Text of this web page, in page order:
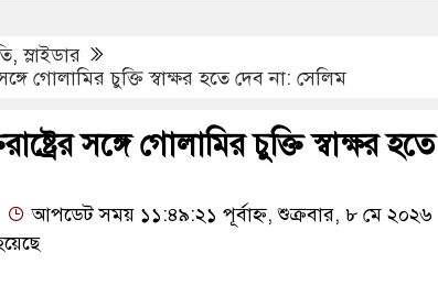
জামায়াত বহিষ্কাকৃত গাজী নজরুলের ১২ অনুসারী
,স্লাইডার
গোলামির চুক্তি স্বাক্ষর হতে দেব না: সেলিম
সঙ্গে গোলামির চুক্তি স্বাক্ষর
আপডেট সময় ১১:৪৯:২১ পূর্বাহ্ন, শুক্রবার, ৮ মে ২০২৬